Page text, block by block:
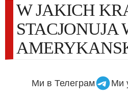
W JAKICH KRAJACH
STACJONUJA
Ми в Телеграм